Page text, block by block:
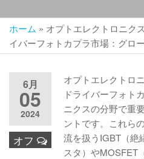
ホーム » オプトエレクトロニク
イバーフォトカプラ市場：グロ
6月
05
2024
オフ
オプトエレクトロ
ドライバーフォト
ニクスの分野で重
ントです。これら
流を扱うIGBT（絶
スタ）やMOSFET